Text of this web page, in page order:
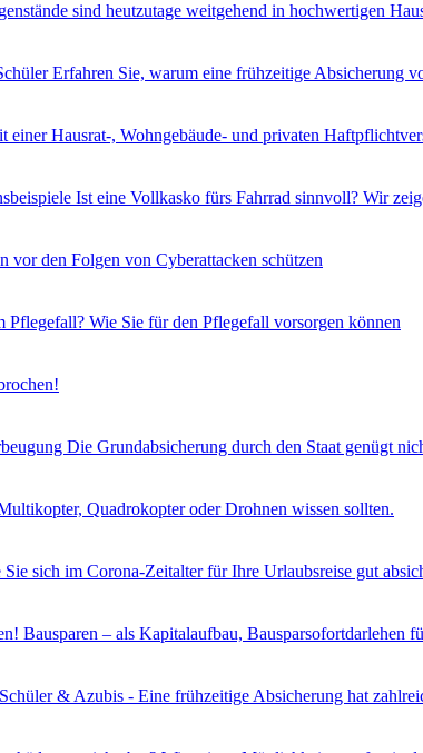
sind heutzutage weitgehend in hochwertigen
Erfahren Sie, warum eine frühzeitige Absicherung
einer Hausrat-, Wohngebäude- und privaten
Ist eine Vollkasko fürs Fahrrad sinnvoll? Wir
vor den Folgen von Cyberattacken schützen
Pflegefall? Wie Sie für den Pflegefall vorsorgen können
Die Grundabsicherung durch den Staat genügt
Quadrokopter oder Drohnen wissen sollten.
sich im Corona-Zeitalter für Ihre Urlaubsreise gut
Bausparen – als Kapitalaufbau, Bausparsofortdarlehen
& Azubis - Eine frühzeitige Absicherung hat